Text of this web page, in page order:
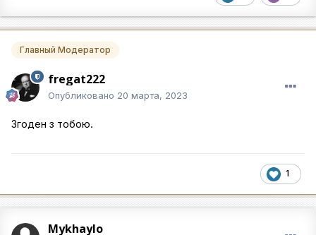
Главный Модератор
fregat222
Опубликовано 20 марта, 2023
Згоден з тобою.
1
Mykhaylo